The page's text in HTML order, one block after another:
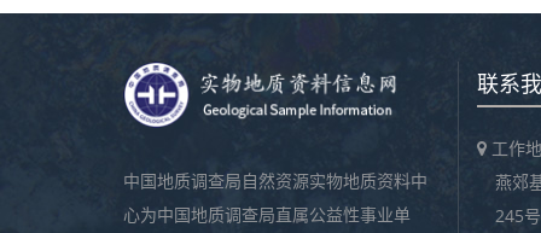
中国地质调查局自然资源实物地质资料中
心为中国地质调查局直属公益性事业单
联系
工作
燕郊
245号